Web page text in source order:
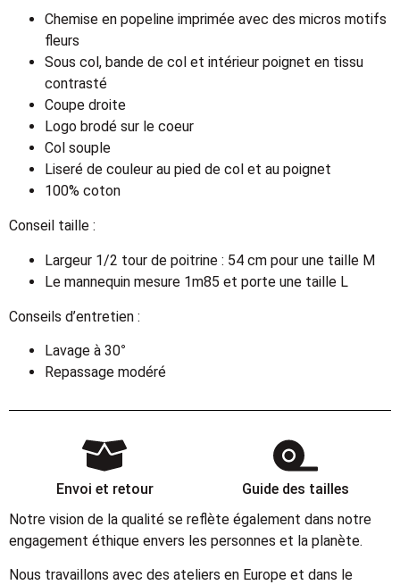
Chemise en popeline imprimée avec des micros motifs
fleurs
Sous col, bande de col et intérieur poignet en tissu
contrasté
Coupe droite
Logo brodé sur le coeur
Col souple
Liseré de couleur au pied de col et au poignet
100% coton
Conseil taille :
Largeur 1/2 tour de poitrine : 54 cm pour une taille M
Le mannequin mesure 1m85 et porte une taille L
Conseils d’entretien :
Lavage à 30°
Repassage modéré
Envoi et retour
Guide des tailles
Notre vision de la qualité se reflète également dans notre
engagement éthique envers les personnes et la planète.
Nous travaillons avec des ateliers en Europe et dans le